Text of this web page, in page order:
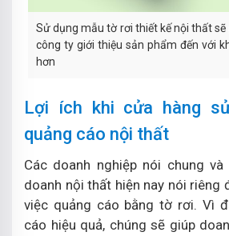
Sử dụng mẫu tờ rơi thiết kế nội thất sẽ
công ty giới thiệu sản phẩm đến với
hơn
Lợi ích khi cửa hàng
quảng cáo nội thất
Các doanh nghiệp nói chung
doanh nội thất hiện nay nói riêng
việc quảng cáo bằng tờ rơi. Vì
cáo hiệu quả, chúng sẽ giúp